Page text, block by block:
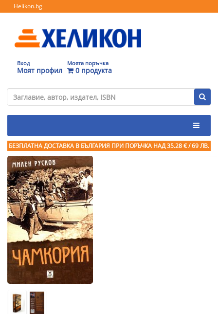
Helikon.bg
Вход
Моят профил
Моята поръчка
0 продукта
БЕЗПЛАТНА ДОСТАВКА В БЪЛГАРИЯ ПРИ ПОРЪЧКА НАД 35.28 € / 69 ЛВ.